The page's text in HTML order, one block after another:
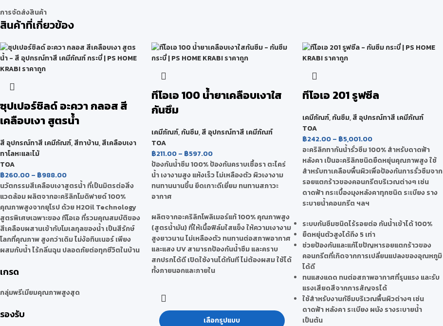
การจัดส่งสินค้า
สินค้าที่เกี่ยวข้อง
ซุปเปอร์ชิลด์ อะควา กลอส สี
เคลือบเงา สูตรน้ำ
สี อุปกรณ์ทาสี เคมีภัณฑ์,สีทาบ้าน,สีเคลือบเงา
ทาโลหะและไม้
TOA
฿260.00– ฿988.00
นวัตกรรมสีเคลือบเงาสูตรน้ำ ที่เป็นมิตรต่อสิ่ง
แวดล้อม ผลิตจากอะคริลิกโมดิฟายด์ 100%
คุณภาพสูงจากยุโรป ด้วย H2Oil Technology
สูตรพิเศษเฉพาะของ ทีโอเอ ที่รวมคุณสมบัติของ
สีเคลือบผสานเข้ากับโมเลกุลของน้ำ เป็นสีรักษ์
โลกที่คุณภาพ สูงกว่าเดิม ไม่ง้อทินเนอร์ เพียง
ผสมกับน้ำ ไร้กลิ่นฉุน ปลอดภัยต่อทุกชีวิตในบ้าน
เกรด
กลุ่มพรีเมียมคุณภาพสูงสุด
รองรับ
ทีโอเอ 100 น้ำยาเคลือบเงาใส
กันซึม
เคมีภัณฑ์, กันซึม, สี อุปกรณ์ทาสี เคมีภัณฑ์
TOA
฿211.00 – ฿597.00
ป้องกันน้ำซึม 100% ป้องกันคราบเชื้อรา ตะไคร่
น้ำ เงางามสูง แห้งเร็ว ไม่เหลืองตัว ผิวเงางาม
ทนทานนานขึ้น ยึดเกาะดีเยี่ยม ทนทานสภาวะ
อากาศ
ผลิตจากอะคริลิกโพลิเมอร์แท้ 100% คุณภาพสูง
(สูตรน้ำมัน) ที่ให้เนื้อฟิล์มใสแข็ง ให้ความเงางาม
สูงยาวนาน ไม่เหลืองตัว ทนทานต่อสภาพอากาศ
และแสง UV สามารถป้องกันน้ำซึม และคราบ
สกปรกได้ดี เปิดใช้งานได้ทันที ไม่ต้องผสม ใช้ได้
ทั้งภายนอกและภายใน
เลือกรูปแบบ
ทีโอเอ 201 รูฟซีล
เคมีภัณฑ์,กันซึม,สี อุปกรณ์ทาสี เคมีภัณฑ์
TOA
฿242.00– ฿5,001.00
อะคริลิกทากันน้ำรั่วซึม 100% สำหรับดาดฟ้า
หลังคา เป็นอะคริลิกชนิดยืดหยุ่นคุณภาพสูง ใช้
สำหรับทาเคลือบพื้นผิวเพื่อป้องกันการรั่วซึมจาก
รอยแตกร้าวของคอนกรีตบริเวณต่างๆ เช่น
ดาดฟ้า กระเบื้องมุงหลังคาทุกชนิด ระเบียง ราง
ระบายน้ำคอนกรีต ฯลฯ
ระบบกันซึมชนิดไร้รอยต่อ กันน้ำเข้าได้ 100%
ยืดหยุ่นตัวสูงได้ถึง 5 เท่า
ช่วยป้องกันและแก้ไขปัญหารอยแตกร้าวของ
คอนกรีตที่เกิดจากการเปลี่ยนแปลงของอุณหภูมิ
ได้ดี
ทนแสงแดด ทนต่อสภาพอากาศที่รุนแรง และรับ
แรงเสียดสีจากการสัญจรได้
ใช้สำหรับงานกัซึมบริเวณพื้นผิวต่างๆ เช่น
ดาดฟ้า หลังคา ระเบียง ผนัง รางระบายน้ำ
เป็นต้น